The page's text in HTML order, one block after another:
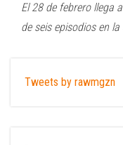
El 28 de febrero llega
de seis episodios en
Tweets by rawmgzn